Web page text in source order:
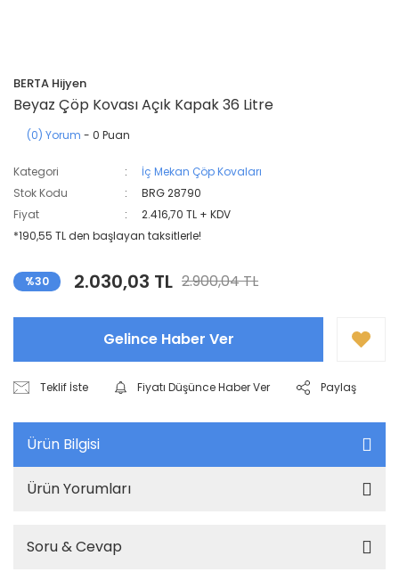
BERTA Hijyen
Beyaz Çöp Kovası Açık Kapak 36 Litre
(0) Yorum - 0 Puan
Kategori
İç Mekan Çöp Kovaları
Stok Kodu
BRG 28790
Fiyat
2.416,70 TL + KDV
*190,55 TL den başlayan taksitlerle!
%30 2.030,03 TL 2.900,04 TL
Gelince Haber Ver
Teklif İste Fiyatı Düşünce Haber Ver Paylaş
Ürün Bilgisi
Ürün Yorumları
Soru & Cevap